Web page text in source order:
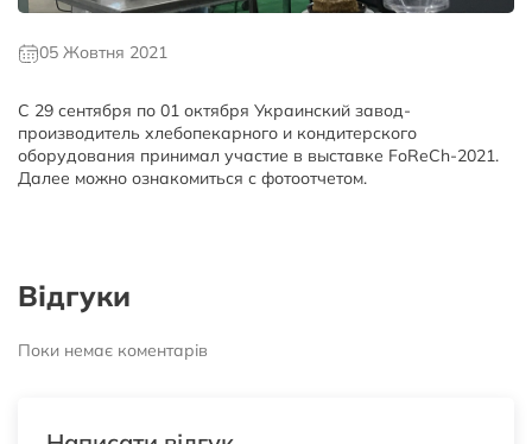
05 Жовтня 2021
С 29 сентября по 01 октября Украинский завод-
производитель хлебопекарного и кондитерского
оборудования принимал участие в выставке FoReCh-2021.
Далее можно ознакомиться с фотоотчетом.
Відгуки
Поки немає коментарів